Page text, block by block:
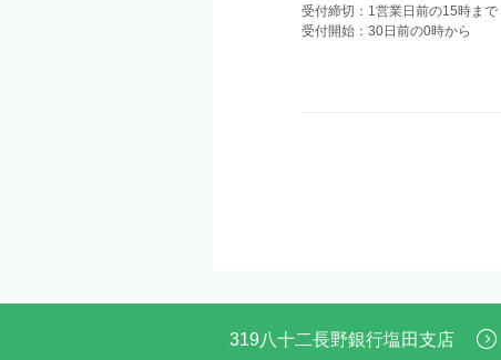
受付締切：1営業日前の15時まで
受付開始：30日前の0時から
319八十二長野銀行塩田支店